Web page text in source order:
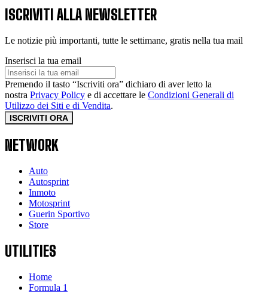
ISCRIVITI ALLA NEWSLETTER
Le notizie più importanti, tutte le settimane, gratis nella tua mail
Inserisci la tua email
Premendo il tasto “Iscriviti ora” dichiaro di aver letto la
nostra Privacy Policy e di accettare le Condizioni Generali di
Utilizzo dei Siti e di Vendita.
ISCRIVITI ORA
NETWORK
Auto
Autosprint
Inmoto
Motosprint
Guerin Sportivo
Store
UTILITIES
Home
Formula 1